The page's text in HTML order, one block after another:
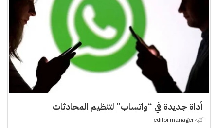
أداة جديدة في “واتساب” لتنظيم المحادثات
كتبهeditor.manager